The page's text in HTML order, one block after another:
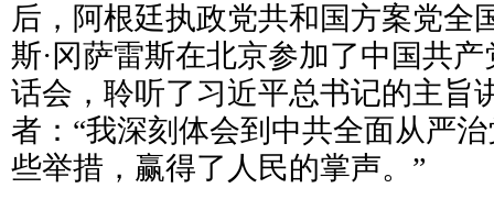
后，阿根廷执政党共和国方案党全
斯·冈萨雷斯在北京参加了中国共
话会，聆听了习近平总书记的主旨
者：“我深刻体会到中共全面从严
些举措，赢得了人民的掌声。”